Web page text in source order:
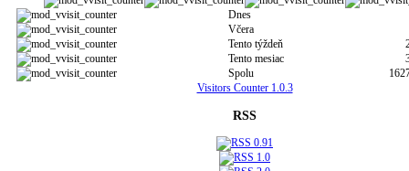
Dnes
Včera
Tento týždeň
Tento mesiac
Spolu
Visitors Counter 1.0.3
RSS